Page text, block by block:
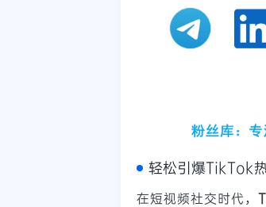
轻松引爆TikTok
在短视频社交时代，